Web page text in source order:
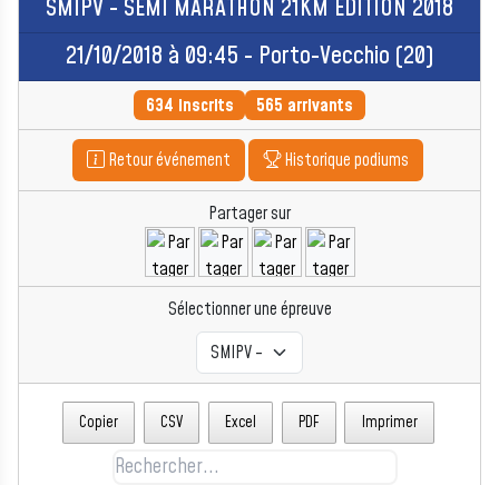
SMIPV - SEMI MARATHON 21KM ÉDITION 2018
21/10/2018 à 09:45 - Porto-Vecchio (20)
634 inscrits 565 arrivants
Retour événement Historique podiums
Partager sur
Sélectionner une épreuve
Copier CSV Excel PDF Imprimer